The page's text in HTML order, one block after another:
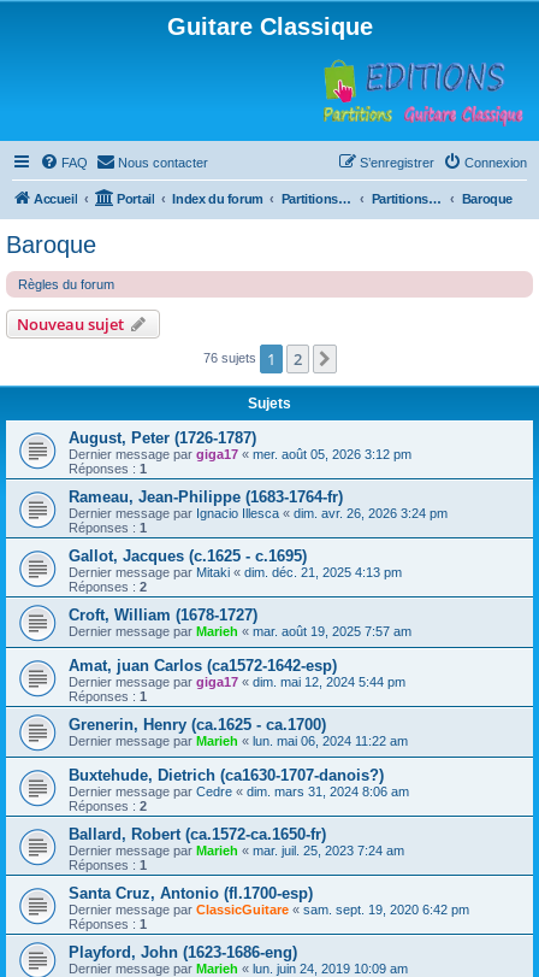
Guitare Classique
FAQ Nous contacter Connexion
S’enregistrer
Accueil Portail Index du forum Partitions pour guitare en libre téléchargement Partitions classées par compositeur Baroque
Baroque
Règles du forum
Nouveau sujet
76 sujets 1 2
Sujets
August, Peter (1726-1787)
Dernier message par giga17 « mer. août 05, 2026 3:12 pm
Réponses : 1
Rameau, Jean-Philippe (1683-1764-fr)
Dernier message par Ignacio Illesca « dim. avr. 26, 2026 3:24 pm
Réponses : 1
Gallot, Jacques (c.1625 - c.1695)
Dernier message par Mitaki « dim. déc. 21, 2025 4:13 pm
Réponses : 2
Croft, William (1678-1727)
Dernier message par Marieh « mar. août 19, 2025 7:57 am
Amat, juan Carlos (ca1572-1642-esp)
Dernier message par giga17 « dim. mai 12, 2024 5:44 pm
Réponses : 1
Grenerin, Henry (ca.1625 - ca.1700)
Dernier message par Marieh « lun. mai 06, 2024 11:22 am
Buxtehude, Dietrich (ca1630-1707-danois?)
Dernier message par Cedre « dim. mars 31, 2024 8:06 am
Réponses : 2
Ballard, Robert (ca.1572-ca.1650-fr)
Dernier message par Marieh « mar. juil. 25, 2023 7:24 am
Réponses : 1
Santa Cruz, Antonio (fl.1700-esp)
Dernier message par ClassicGuitare « sam. sept. 19, 2020 6:42 pm
Réponses : 1
Playford, John (1623-1686-eng)
Dernier message par Marieh « lun. juin 24, 2019 10:09 am